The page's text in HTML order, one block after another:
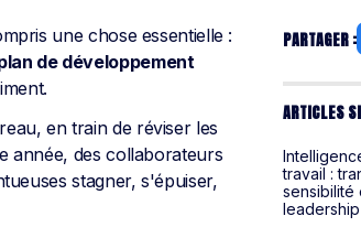
une chose essentielle :
de développement
en train de réviser les
année, des collaborateurs
stagner, s'épuiser,
PARTAGER :
ARTICLES
travail :
sensibilité
leadership